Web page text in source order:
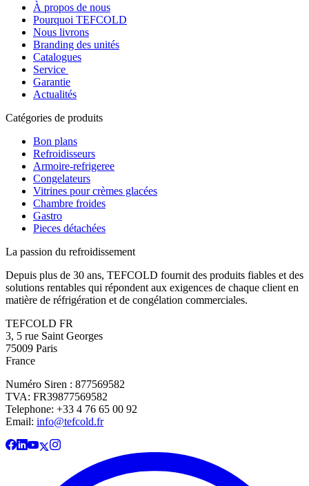
À propos de nous
Pourquoi TEFCOLD
Nous livrons
Branding des unités
Catalogues
Service
Garantie
Actualités
Catégories de produits
Bon plans
Refroidisseurs
Armoire-refrigeree
Congelateurs
Vitrines pour crèmes glacées
Chambre froides
Gastro
Pieces détachées
La passion du refroidissement
Depuis plus de 30 ans, TEFCOLD fournit des produits fiables et des
solutions rentables qui répondent aux exigences de chaque client en
matière de réfrigération et de congélation commerciales.
TEFCOLD FR
3, 5 rue Saint Georges
75009 Paris
France
Numéro Siren : 877569582
TVA: FR39877569582
Telephone: +33 4 76 65 00 92
Email: info@tefcold.fr